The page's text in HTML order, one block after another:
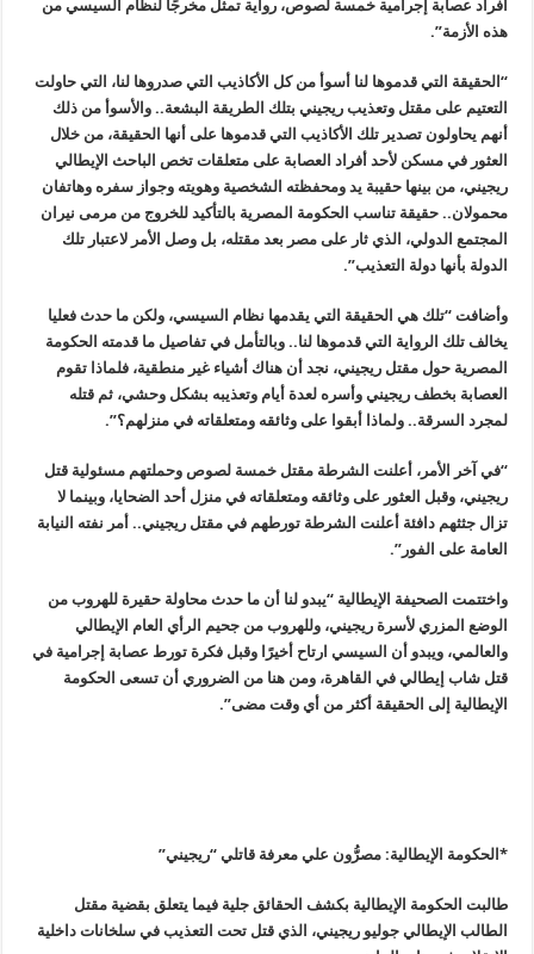
أفراد عصابة إجرامية خمسة لصوص، رواية تمثل مخرجًا لنظام السيسي من
هذه الأزمة”.
“الحقيقة التي قدموها لنا أسوأ من كل الأكاذيب التي صدروها لنا، التي حاولت
التعتيم على مقتل وتعذيب ريجيني بتلك الطريقة البشعة.. والأسوأ من ذلك
أنهم يحاولون تصدير تلك الأكاذيب التي قدموها على أنها الحقيقة، من خلال
العثور في مسكن لأحد أفراد العصابة على متعلقات تخص الباحث الإيطالي
ريجيني، من بينها حقيبة يد ومحفظته الشخصية وهويته وجواز سفره وهاتفان
محمولان.. حقيقة تناسب الحكومة المصرية بالتأكيد للخروج من مرمى نيران
المجتمع الدولي، الذي ثار على مصر بعد مقتله، بل وصل الأمر لاعتبار تلك
الدولة بأنها دولة التعذيب”.
وأضافت “تلك هي الحقيقة التي يقدمها نظام السيسي، ولكن ما حدث فعليا
يخالف تلك الرواية التي قدموها لنا.. وبالتأمل في تفاصيل ما قدمته الحكومة
المصرية حول مقتل ريجيني، نجد أن هناك أشياء غير منطقية، فلماذا تقوم
العصابة بخطف ريجيني وأسره لعدة أيام وتعذيبه بشكل وحشي، ثم قتله
لمجرد السرقة.. ولماذا أبقوا على وثائقه ومتعلقاته في منزلهم؟”.
“في آخر الأمر، أعلنت الشرطة مقتل خمسة لصوص وحملتهم مسئولية قتل
ريجيني، وقبل العثور على وثائقه ومتعلقاته في منزل أحد الضحايا، وبينما لا
تزال جثثهم دافئة أعلنت الشرطة تورطهم في مقتل ريجيني.. أمر نفته النيابة
العامة على الفور”.
واختتمت الصحيفة الإيطالية “يبدو لنا أن ما حدث محاولة حقيرة للهروب من
الوضع المزري لأسرة ريجيني، وللهروب من جحيم الرأي العام الإيطالي
والعالمي، ويبدو أن السيسي ارتاح أخيرًا وقبل فكرة تورط عصابة إجرامية في
قتل شاب إيطالي في القاهرة، ومن هنا من الضروري أن تسعى الحكومة
الإيطالية إلى الحقيقة أكثر من أي وقت مضى”.
*الحكومة الإيطالية: مصرُّون علي معرفة قاتلي “ريجيني”
طالبت الحكومة الإيطالية بكشف الحقائق جلية فيما يتعلق بقضية مقتل
الطالب الإيطالي جوليو ريجيني، الذي قتل تحت التعذيب في سلخانات داخلية